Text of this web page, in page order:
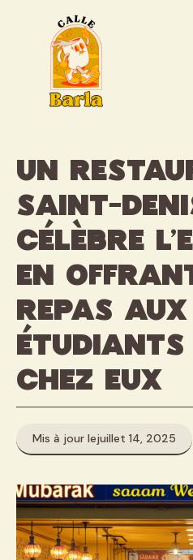
Un
Saint-
célèbre
en
repas aux
chez eux
Mis à jour lejuillet 14, 2025